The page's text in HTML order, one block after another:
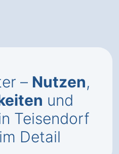
– Nutzen,
und
Teisendorf
Detail